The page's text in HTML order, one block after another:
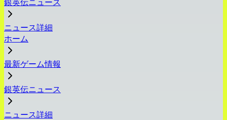
ニュース詳細
ホーム
最新ゲーム情報
銀英伝ニュース
ニュース詳細